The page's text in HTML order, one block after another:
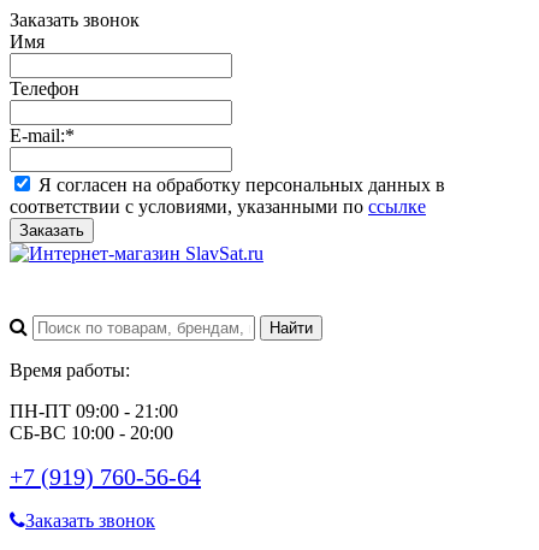
Заказать звонок
Имя
Телефон
E-mail:*
Я согласен на обработку персональных данных в
соответствии с условиями, указанными по ссылке
Заказать
Время работы:
ПН-ПТ 09:00 - 21:00
СБ-ВС 10:00 - 20:00
+7 (919) 760-56-64
Заказать звонок